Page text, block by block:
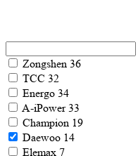
Zongshen 36
ТСС 32
Energo 34
A-iPower33
Champion 19
Daewoo 14
Elemax 7